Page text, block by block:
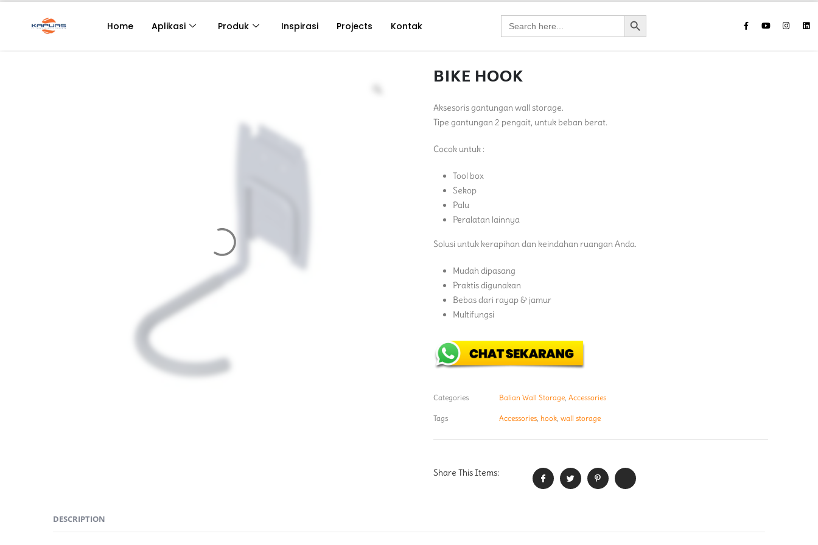
Home Aplikasi Produk Inspirasi Projects Kontak
Search
for:
Search Button
BIKE HOOK
Aksesoris gantungan wall storage.
Tipe gantungan 2 pengait, untuk beban berat.
Cocok untuk :
Tool box
Sekop
Palu
Peralatan lainnya
Solusi untuk kerapihan dan keindahan ruangan Anda.
Mudah dipasang
Praktis digunakan
Bebas dari rayap & jamur
Multifungsi
Categories Balian Wall Storage Accessories
Tags Accessories hook wall storage
Share This Items:
DESCRIPTION